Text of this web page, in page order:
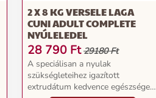
2 X 8 KG VERSELE LAGA
CUNI ADULT COMPLETE
NYÚLELEDEL
28 790 Ft 29180 Ft
A speciálisan a nyulak
szükségleteihez igazított
extrudátum kedvence egészséges